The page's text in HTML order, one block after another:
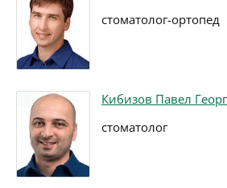
стоматолог-ортопед
Кибизов Павел
стоматолог